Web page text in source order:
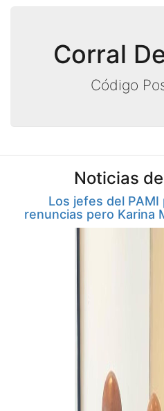
Corral
Código
Noticias
Los jefes del
renuncias pero Karina